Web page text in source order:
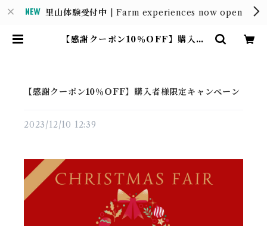
里山体験受付中 | Farm experiences now open
【感謝クーポン10％OFF】購入者
【感謝クーポン10％OFF】購入者様限定キャンペーン
2023/12/10 12:39